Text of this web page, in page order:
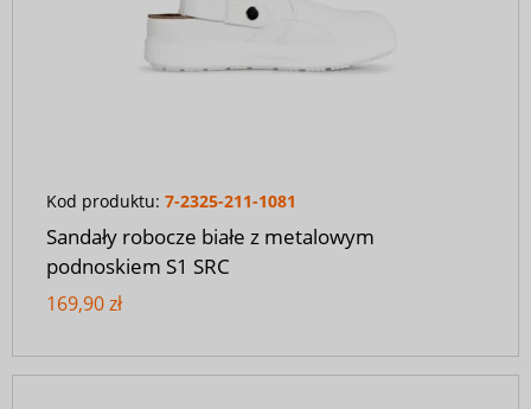
Kod produktu: 7-2325-211-1081
Sandały robocze białe z metalowym
podnoskiem S1 SRC
169,90 zł